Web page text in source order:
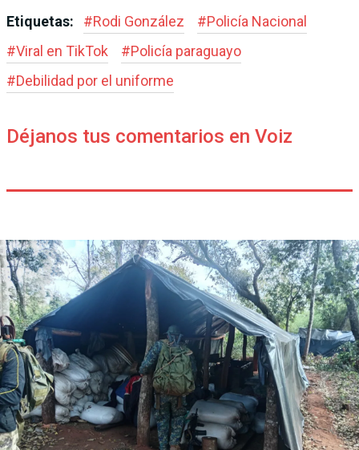
Etiquetas: #Rodi González #Policía Nacional
#Viral en TikTok #Policía paraguayo
#Debilidad por el uniforme
Déjanos tus comentarios en Voiz